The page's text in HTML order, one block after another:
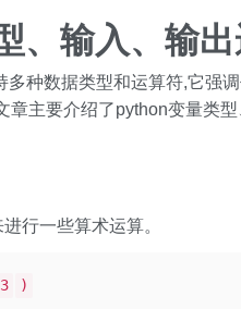
、输入、输出
种数据类型和运算符,它强
章主要介绍了python变量类
行一些算术运算。
3
)